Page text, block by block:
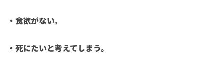
・食欲がない。
・死にたいと考えてしまう。